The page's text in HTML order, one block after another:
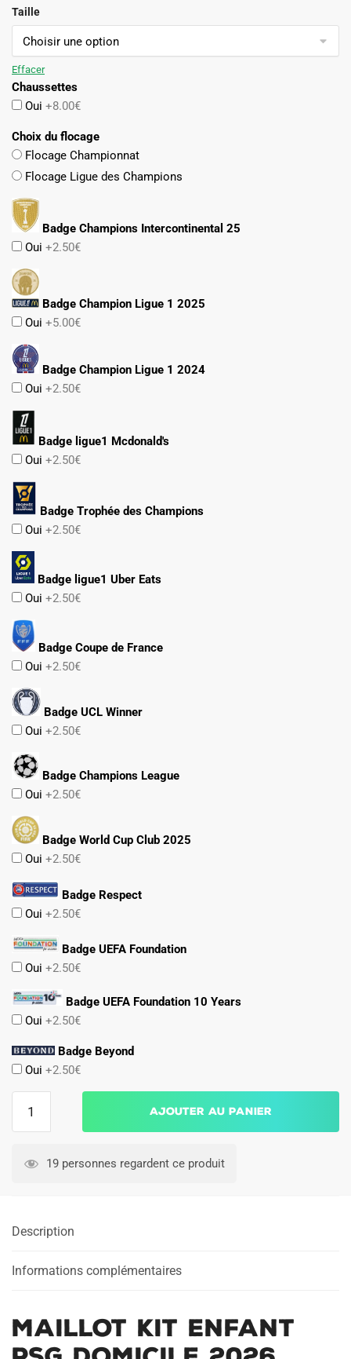
79.90€.47.90€.
Taille
Effacer
Chaussettes
Oui +8.00€
Choix du flocage
Flocage Championnat
Flocage Ligue des Champions
Badge Champions Intercontinental 25
Oui +2.50€
Badge Champion Ligue 1 2025
Oui +5.00€
Badge Champion Ligue 1 2024
Oui +2.50€
Badge ligue1 Mcdonald's
Oui +2.50€
Badge Trophée des Champions
Oui +2.50€
Badge ligue1 Uber Eats
Oui +2.50€
Badge Coupe de France
Oui +2.50€
Badge UCL Winner
Oui +2.50€
Badge Champions League
Oui +2.50€
Badge World Cup Club 2025
Oui +2.50€
Badge Respect
Oui +2.50€
Badge UEFA Foundation
Oui +2.50€
Badge UEFA Foundation 10 Years
Oui +2.50€
Badge Beyond
Oui +2.50€
2026
Zaire
Ajouter au panier
19 personnes regardent ce produit
Description
Informations complémentaires
Maillot Kit Enfant